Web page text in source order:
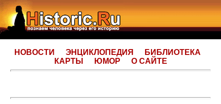
НОВОСТИ ЭНЦИКЛОПЕДИЯ
БИБЛИОТЕКА
КАРТЫ
ЮМОР О САЙТЕ